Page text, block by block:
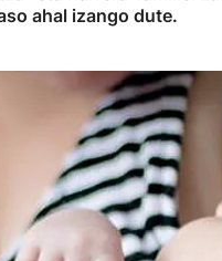
ahal izango dute.